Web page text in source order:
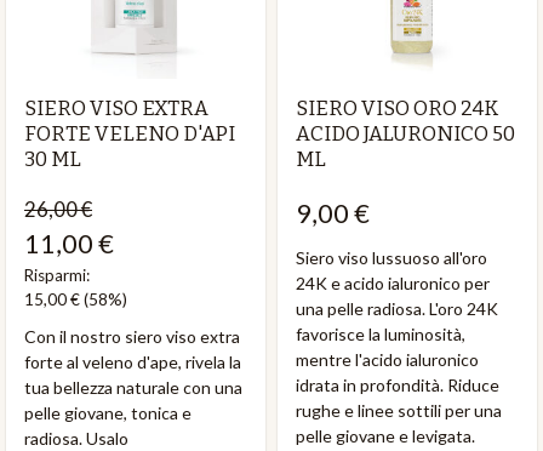
SIERO VISO EXTRA
FORTE VELENO D'API
30 ML
26,00 €
11,00 €
Risparmi:
15,00 €(58%)
Con il nostro siero viso extra
forte al veleno d'ape, rivela la
tua bellezza naturale con una
pelle giovane, tonica e
radiosa. Usalo
SIERO VISO ORO 24K
ACIDO JALURONICO 50
ML
9,00 €
Siero viso lussuoso all'oro
24K e acido ialuronico per
una pelle radiosa. L'oro 24K
favorisce la luminosità,
mentre l'acido ialuronico
idrata in profondità. Riduce
rughe e linee sottili per una
pelle giovane e levigata.